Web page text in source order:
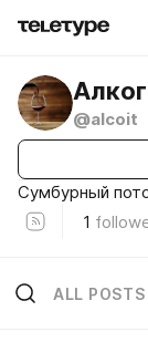
@alcoit
Сумбурный
1
ALL POSTS